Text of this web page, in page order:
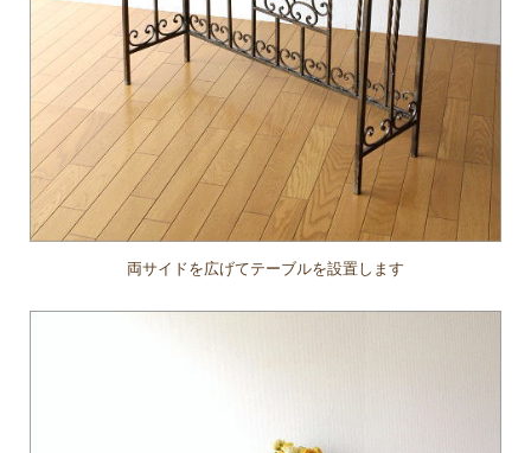
両サイドを広げてテーブルを設置します